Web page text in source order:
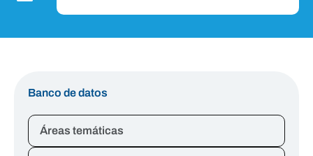
Banco de datos
Áreas temáticas